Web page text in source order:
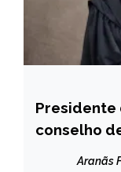
BRASIL
NOTÍCIAS
Presidente
conselho
Aranãs